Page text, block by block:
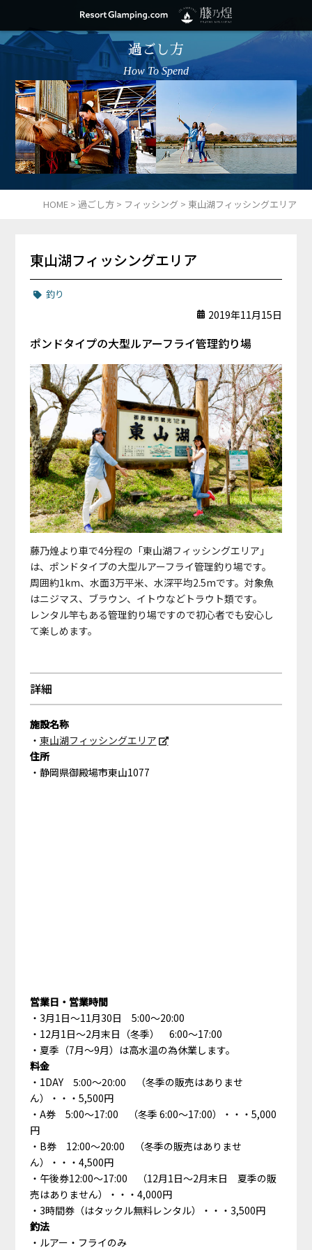
過ごし方
How To Spend
HOME> 過ごし方> フィッシング > 東山湖フィッシングエリア
東山湖フィッシングエリア
釣り
2019年11月15日
ポンドタイプの大型ルアーフライ管理釣り場
藤乃煌より車で4分程の「東山湖フィッシングエリア」
は、ポンドタイプの大型ルアーフライ管理釣り場です。
周囲約1km、水面3万平米、水深平均2.5mです。対象魚
はニジマス、ブラウン、イトウなどトラウト類です。
レンタル竿もある管理釣り場ですので初心者でも安心し
て楽しめます。
詳細
施設名称
東山湖フィッシングエリア
住所
静岡県御殿場市東山1077
営業日・営業時間
3月1日～11月30日 5:00～20:00
12月1日～2月末日（冬季） 6:00～17:00
夏季（7月～9月）は高水温の為休業します。
料金
1DAY 5:00～20:00 （冬季の販売はありませ
ん）・・・5,500円
A券 5:00～17:00 （冬季 6:00～17:00）・・・5,000
円
B券 12:00～20:00 （冬季の販売はありませ
ん）・・・4,500円
午後券12:00～17:00 （12月1日～2月末日 夏季の販
売はありません）・・・4,000円
3時間券（はタックル無料レンタル）・・・3,500円
釣法
ルアー・フライのみ